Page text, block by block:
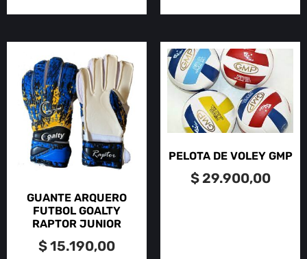
GUANTE ARQUERO
FUTBOL GOALTY
RAPTOR JUNIOR
$15.190,00
PELOTA DE VOLEY GMP
$29.900,00